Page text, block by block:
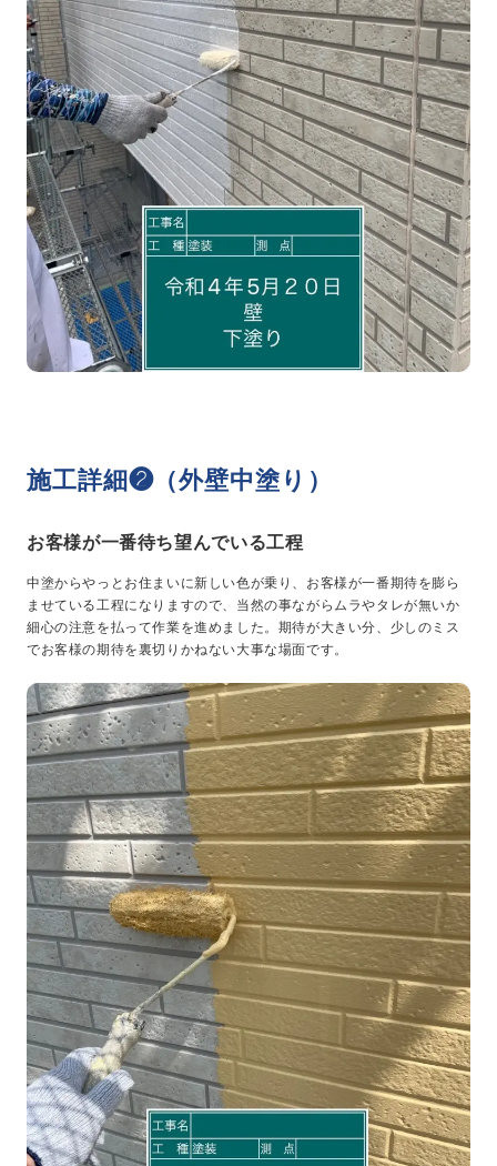
施工詳細❷（外壁中塗り）
お客様が一番待ち望んでいる工程
中塗からやっとお住まいに新しい色が乗り、お客様が一番期待を膨ら
ませている工程になりますので、当然の事ながらムラやタレが無いか
細心の注意を払って作業を進めました。期待が大きい分、少しのミス
でお客様の期待を裏切りかねない大事な場面です。